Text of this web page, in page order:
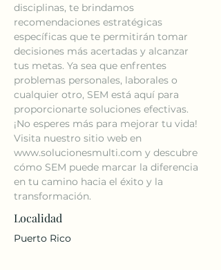
disciplinas, te brindamos
recomendaciones estratégicas
específicas que te permitirán tomar
decisiones más acertadas y alcanzar
tus metas. Ya sea que enfrentes
problemas personales, laborales o
cualquier otro, SEM está aquí para
proporcionarte soluciones efectivas.
¡No esperes más para mejorar tu vida!
Visita nuestro sitio web en
www.solucionesmulti.com y descubre
cómo SEM puede marcar la diferencia
en tu camino hacia el éxito y la
transformación.
Localidad
Puerto Rico